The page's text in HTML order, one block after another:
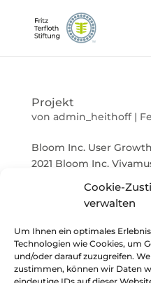
Cookie-
verwalten
Um Ihnen ein optimales
Technologien wie Cookies, um
und/oder darauf zuzugreifen.
zustimmen, können wir Daten
eindeutige IDs auf dieser
Projekt
von admin_heithoff|
Bloom Inc. User
2021 Bloom Inc.
eget consectetur sed,
ipsum dolor sit amet,
elementum id enim.